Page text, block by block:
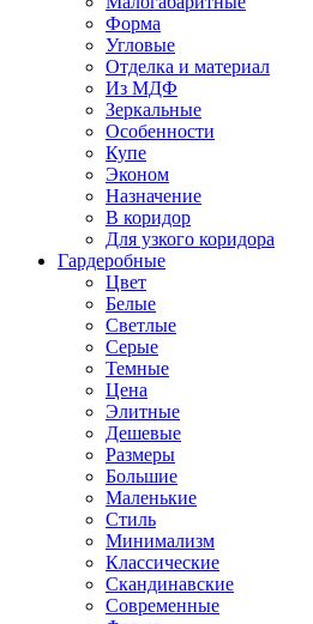
Форма
Угловые
Отделка и материал
Из МДФ
Зеркальные
Особенности
Купе
Эконом
Назначение
В коридор
Для узкого коридора
Гардеробные
Цвет
Белые
Светлые
Серые
Темные
Цена
Элитные
Дешевые
Размеры
Большие
Маленькие
Стиль
Минимализм
Классические
Скандинавские
Современные